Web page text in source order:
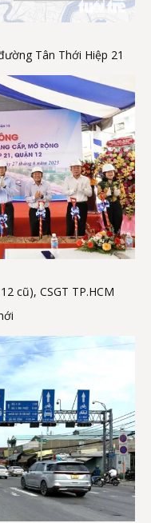
Tân Thới Hiệp 21
cũ), CSGT TP.HCM